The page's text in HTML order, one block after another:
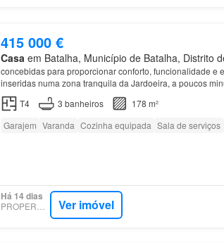
415 000 €
Casaem Batalha, Município de Batalha, Distrito
concebidas para proporcionar conforto, funcionalidade e
inseridas numa zona tranquila da Jardoeira, a poucos
piso encontra ainda um quarto, ideal para escritório ou
T4 3 banheiros
178 m²
Garajem Varanda Cozinha equipada Sala de serviços
Há 14 dias
Ver imóvel